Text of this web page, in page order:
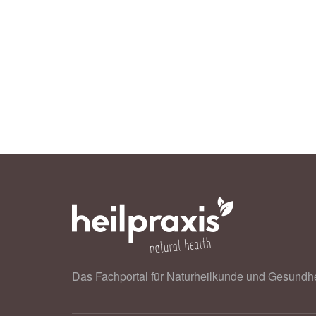
Through Adverse Coronary
Alan C. Kwan, Nancy Sun,
Das Fachportal für Naturheilkunde und